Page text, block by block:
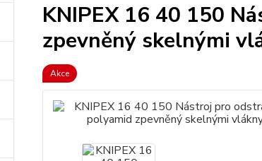
KNIPEX 16 40 150
zpevněný skelnými
Akce